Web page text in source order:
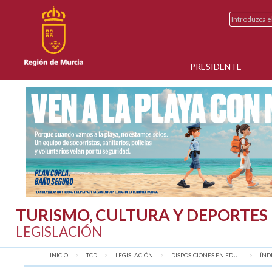
PRESIDENTE
TURISMO, CULTURA Y DEPORTES
LEGISLACIÓN
INICIO TCD LEGISLACIÓN DISPOSICIONES EN EDU...